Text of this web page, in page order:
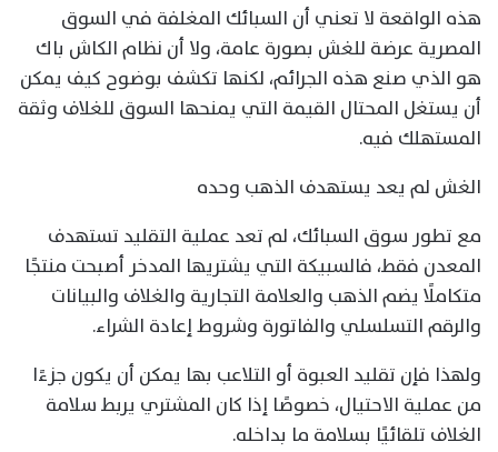
هذه الواقعة لا تعني أن السبائك المغلفة في السوق
المصرية عرضة للغش بصورة عامة، ولا أن نظام الكاش باك
هو الذي صنع هذه الجرائم، لكنها تكشف بوضوح كيف يمكن
أن يستغل المحتال القيمة التي يمنحها السوق للغلاف وثقة
المستهلك فيه.
الغش لم يعد يستهدف الذهب وحده
مع تطور سوق السبائك، لم تعد عملية التقليد تستهدف
المعدن فقط، فالسبيكة التي يشتريها المدخر أصبحت منتجًا
متكاملًا يضم الذهب والعلامة التجارية والغلاف والبيانات
والرقم التسلسلي والفاتورة وشروط إعادة الشراء.
ولهذا فإن تقليد العبوة أو التلاعب بها يمكن أن يكون جزءًا
من عملية الاحتيال، خصوصًا إذا كان المشتري يربط سلامة
الغلاف تلقائيًا بسلامة ما بداخله.